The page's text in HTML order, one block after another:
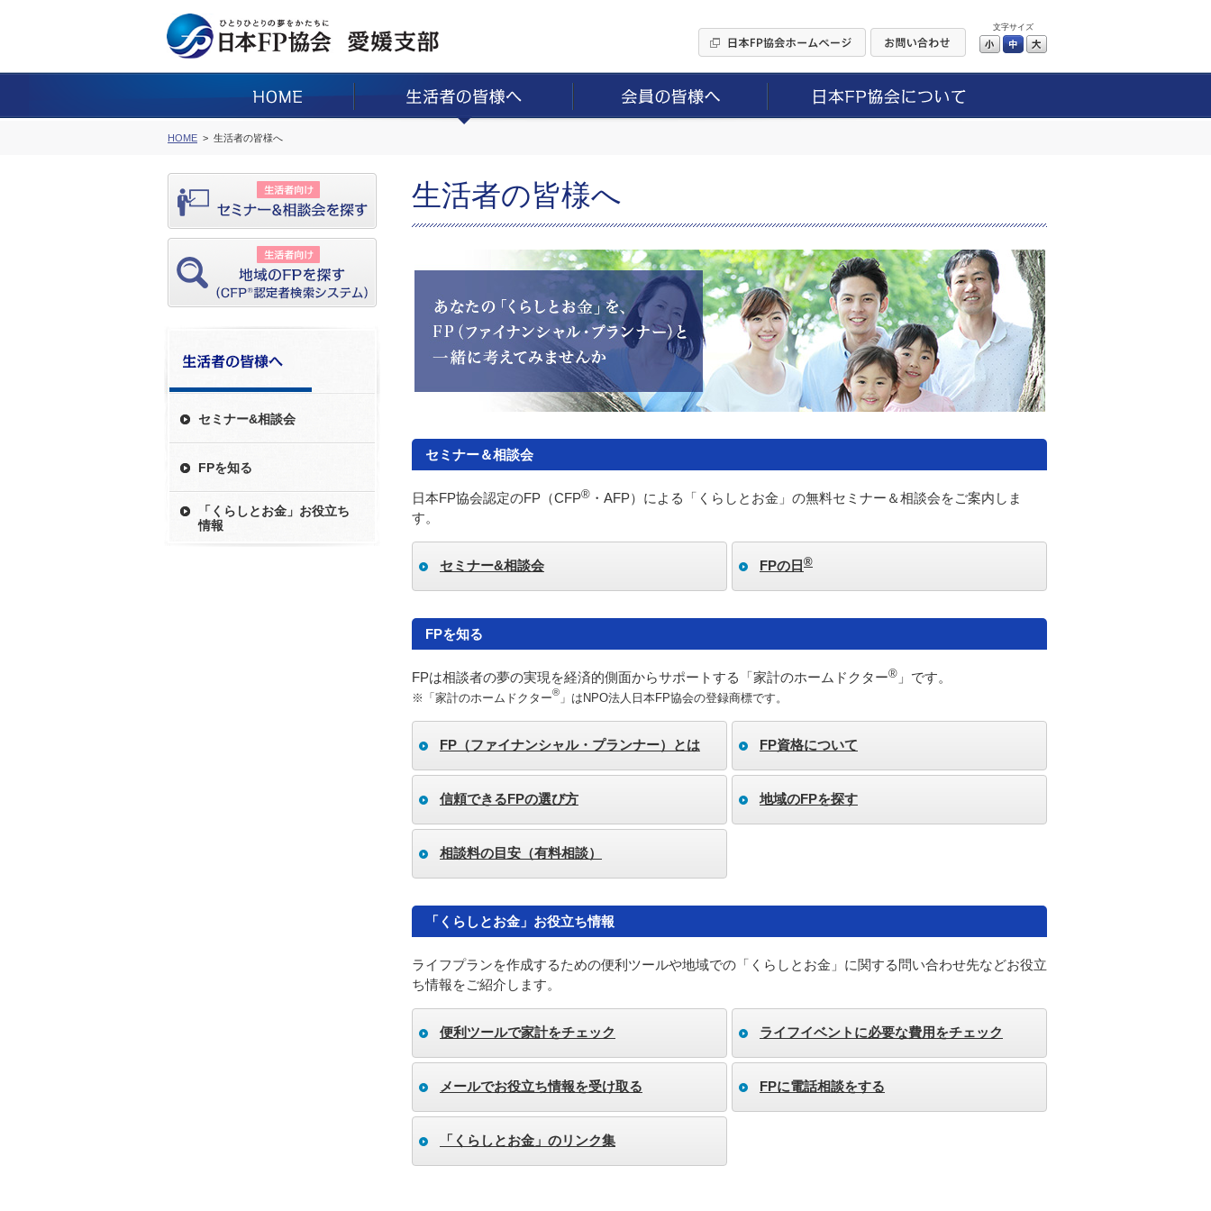
文字サイズ
小 中
HOME 生活者の皆様へ
セミナー&相談会
FPを知る
「くらしとお金」お役立ち
情報
生活者の皆様へ
セミナー＆相談会
日本FP協会認定のFP（CFP® ・AFP）による「くらしとお金」の無料セミナー＆相談会をご案内しま
す。
セミナー&相談会 FPの日 ®
FPを知る
FPは相談者の夢の実現を経済的側面からサポートする「家計のホームドクター® 」です。
※「家計のホームドクター
®
」はNPO法人日本FP協会の登録商標です。
FP（ファイナンシャル・プランナー）とは FP資格について
信頼できるFPの選び方 地域のFPを探す
相談料の目安（有料相談）
「くらしとお金」お役立ち情報
ライフプランを作成するための便利ツールや地域での「くらしとお金」に関する問い合わせ先などお役立
ち情報をご紹介します。
便利ツールで家計をチェック ライフイベントに必要な費用をチェック
メールでお役立ち情報を受け取る FPに電話相談をする
「くらしとお金」のリンク集